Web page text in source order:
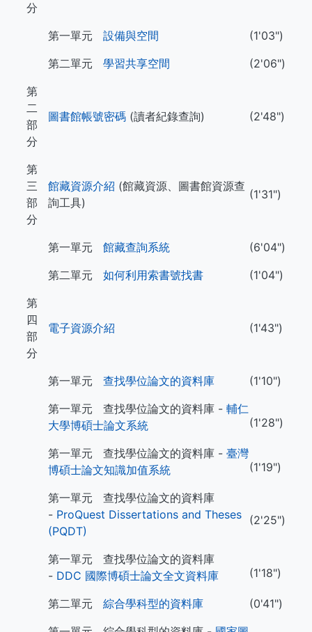
分
第一單元 設備與空間
(1'03")
第二單元 學習共享空間
(2'06")
第
二
部
分
圖書館帳號密碼 (讀者紀錄查詢) (2'48")
第
三
部
分
館藏資源介紹 (館藏資源、圖書館資源查
詢工具)
(1'31")
第一單元 館藏查詢系統
(6'04")
第二單元 如何利用索書號找書
(1'04")
第
四
部
分
電子資源介紹 (1'43")
第一單元 查找學位論文的資料庫
(1'10")
第一單元 查找學位論文的資料庫 - 輔仁
大學博碩士論文系統
(1'28")
第一單元 查找學位論文的資料庫 - 臺灣
博碩士論文知識加值系統
(1'19")
第一單元 查找學位論文的資料庫
- ProQuest Dissertations and Theses
(PQDT)
(2'25")
第一單元 查找學位論文的資料庫
- DDC 國際博碩士論文全文資料庫 (1'18")
第二單元 綜合學科型的資料庫
(0'41")